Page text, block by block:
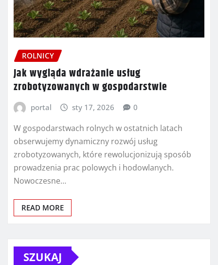
ROLNICY
Jak wygląda wdrażanie usług
zrobotyzowanych w gospodarstwie
portal sty 17, 2026 0
W gospodarstwach rolnych w ostatnich latach
obserwujemy dynamiczny rozwój usług
zrobotyzowanych, które rewolucjonizują sposób
prowadzenia prac polowych i hodowlanych.
Nowoczesne…
READ MORE
SZUKAJ